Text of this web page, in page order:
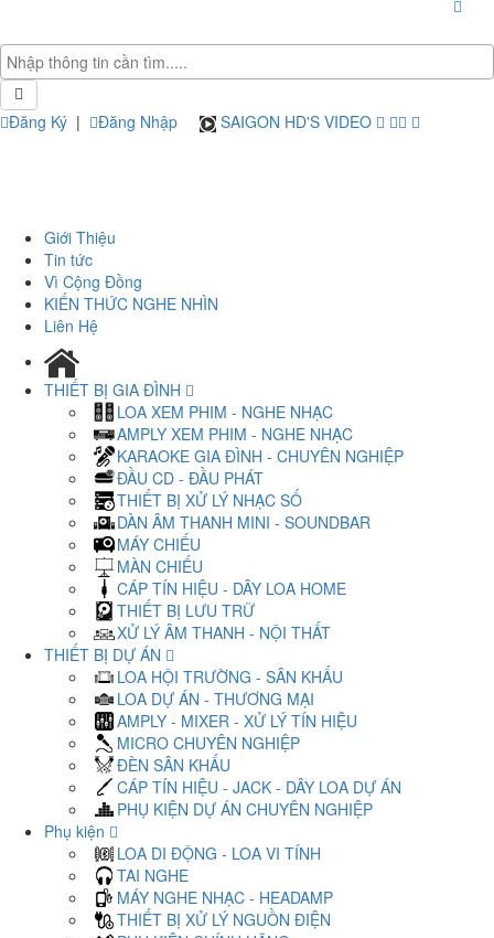
Đăng Ký | Đăng Nhập SAIGON HD'S VIDEO
Giới Thiệu
Tin tức
Vì Cộng Đồng
KIẾN THỨC NGHE NHÌN
Liên Hệ
THIẾT BỊ GIA ĐÌNH
LOA XEM PHIM - NGHE NHẠC
AMPLY XEM PHIM - NGHE NHẠC
KARAOKE GIA ĐÌNH - CHUYÊN NGHIỆP
ĐẦU CD - ĐẦU PHÁT
THIẾT BỊ XỬ LÝ NHẠC SỐ
DÀN ÂM THANH MINI - SOUNDBAR
MÁY CHIẾU
MÀN CHIẾU
CÁP TÍN HIỆU - DÂY LOA HOME
THIẾT BỊ LƯU TRỮ
XỬ LÝ ÂM THANH - NỘI THẤT
THIẾT BỊ DỰ ÁN
LOA HỘI TRƯỜNG - SÂN KHẤU
LOA DỰ ÁN - THƯƠNG MẠI
AMPLY - MIXER - XỬ LÝ TÍN HIỆU
MICRO CHUYÊN NGHIỆP
ĐÈN SÂN KHẤU
CÁP TÍN HIỆU - JACK - DÂY LOA DỰ ÁN
PHỤ KIỆN DỰ ÁN CHUYÊN NGHIỆP
Phụ kiện
LOA DI ĐỘNG - LOA VI TÍNH
TAI NGHE
MÁY NGHE NHẠC - HEADAMP
THIẾT BỊ XỬ LÝ NGUỒN ĐIỆN